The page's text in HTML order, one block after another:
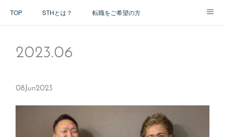
TOP STHとは？ 転職をご希望の方
2023.06
08Jun2023